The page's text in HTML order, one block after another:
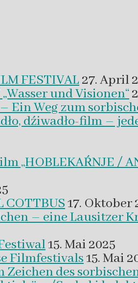
FESTIVAL27. April
und Visionen“
Weg zum
dźiwadło-film –
„HOBLEKAŔNJE /
COTTBUS17. Oktober
– eine Lausitzer
15. Mai 2025
Filmfestivals15. Mai
Zeichen des